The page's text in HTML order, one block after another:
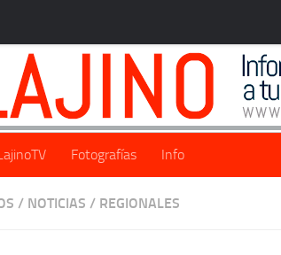
Fotografías Info
/ NOTICIAS / REGIONALES